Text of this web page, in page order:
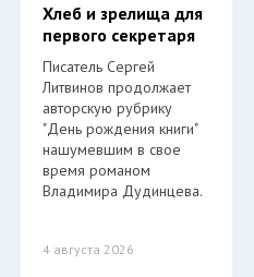
Хлеб и зрелища для
первого секретаря
Писатель Сергей
Литвинов продолжает
авторскую рубрику
"День рождения книги"
нашумевшим в свое
время романом
Владимира Дудинцева.
4 августа 2026